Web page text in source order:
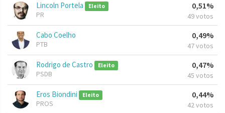
Lincoln Portela Eleito
PR
0,51%
49 votos
Cabo Coelho
PTB
0,49%
47 votos
Rodrigo de Castro Eleito
PSDB
0,47%
45 votos
Eros Biondini Eleito
PROS
0,44%
42 votos